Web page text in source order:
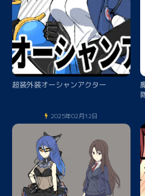
超装外装オーシャンアクター
2025年02月12日